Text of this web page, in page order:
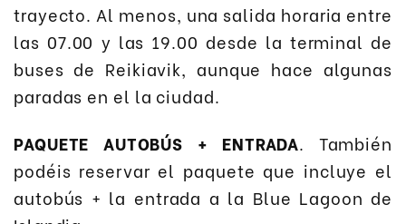
trayecto. Al menos, una salida horaria entre
las 07.00 y las 19.00 desde la terminal de
buses de Reikiavik, aunque hace algunas
paradas en el la ciudad.
PAQUETE AUTOBÚS + ENTRADA. También
podéis reservar el paquete que incluye el
autobús + la entrada a la Blue Lagoon de